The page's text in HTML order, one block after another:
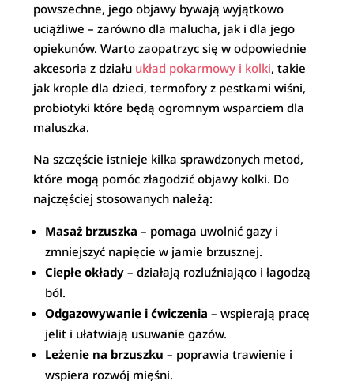
powszechne, jego objawy bywają wyjątkowo
uciążliwe – zarówno dla malucha, jak i dla jego
opiekunów. Warto zaopatrzyc się w odpowiednie
akcesoria z działu układ pokarmowy i kolki, takie
jak krople dla dzieci, termofory z pestkami wiśni,
probiotyki które będą ogromnym wsparciem dla
maluszka.
Na szczęście istnieje kilka sprawdzonych metod,
które mogą pomóc złagodzić objawy kolki. Do
najczęściej stosowanych należą:
Masaż brzuszka – pomaga uwolnić gazy i
zmniejszyć napięcie w jamie brzusznej.
Ciepłe okłady – działają rozluźniająco i łagodzą
ból.
Odgazowywanie i ćwiczenia – wspierają pracę
jelit i ułatwiają usuwanie gazów.
Leżenie na brzuszku – poprawia trawienie i
wspiera rozwój mięśni.